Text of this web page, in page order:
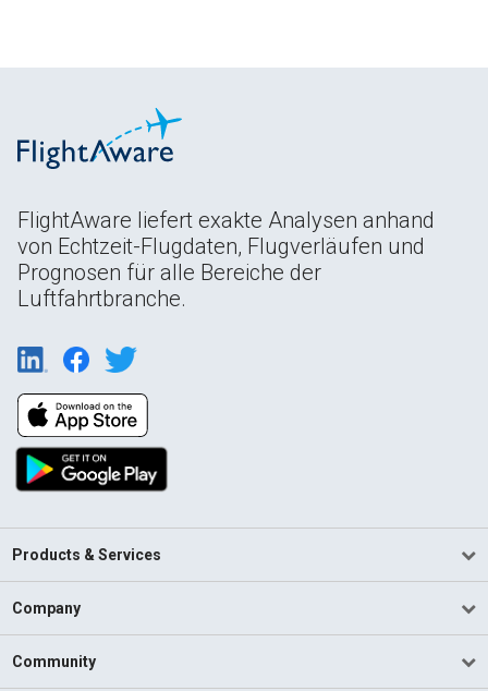
FlightAware liefert exakte Analysen anhand
von Echtzeit-Flugdaten, Flugverläufen und
Prognosen für alle Bereiche der
Luftfahrtbranche.
Products & Services
Company
Community